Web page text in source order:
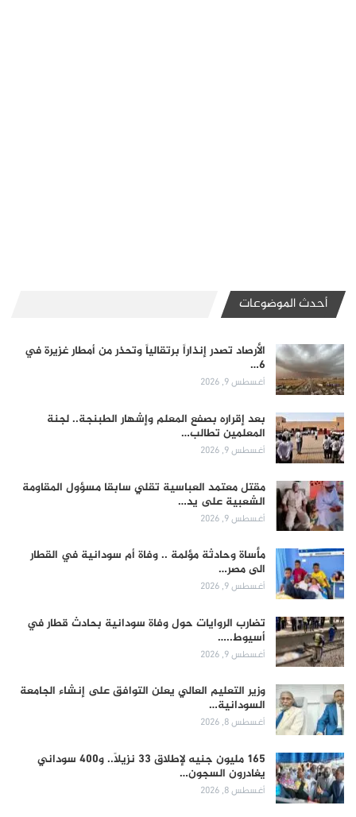
أحدث الموضوعات
الأرصاد تصدر إنذاراً برتقالياً وتحذر من أمطار غزيرة في
6…
أغسطس 9, 2026
بعد إقراره بصفع المعلم وإشهار الطبنجة.. لجنة
المعلمين تطالب…
أغسطس 9, 2026
مقتل معتمد العباسية تقلي سابقا مسؤول المقاومة
الشعبية على يد…
أغسطس 9, 2026
مأساة وحادثة مؤلمة .. وفاة أم سودانية في القطار
الى مصر…
أغسطس 9, 2026
تضارب الروايات حول وفاة سودانية بحادث قطار في
أسيوط..…
أغسطس 9, 2026
وزير التعليم العالي يعلن التوافق على إنشاء الجامعة
السودانية…
أغسطس 8, 2026
165 مليون جنيه لإطلاق 33 نزيلاً.. و400 سوداني
يغادرون السجون…
أغسطس 8, 2026